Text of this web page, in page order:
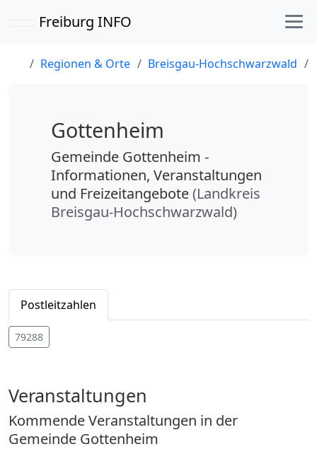
Freiburg INFO
Regionen & Orte Breisgau-Hochschwarzwald
Gottenheim
Gemeinde Gottenheim -
Informationen, Veranstaltungen
und Freizeitangebote(Landkreis
Breisgau-Hochschwarzwald)
Postleitzahlen
79288
Veranstaltungen
Kommende Veranstaltungen in der
Gemeinde Gottenheim